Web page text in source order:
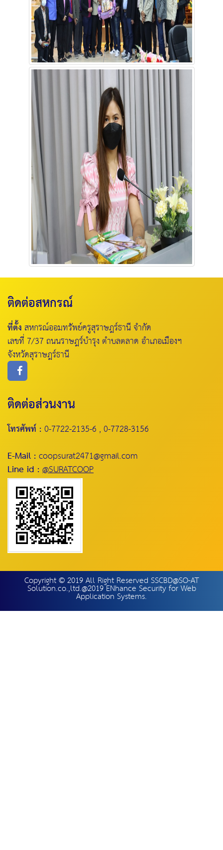
ติดต่อสหกรณ์
ที่ตั้งสหกรณ์ออมทรัพย์ครูสุราษฎร์ธานี จำกัด
เลขที่ 7/37 ถนนราษฎร์บำรุง ตำบลตลาด อำเภอเมืองฯ
จังหวัดสุราษฎร์ธานี
ติดต่อส่วนงาน
โทรศัพท์ :0-7722-2135-6 , 0-7728-3156
E-Mail :coopsurat2471@gmail.com
Line id :@SURATCOOP
Copyright © 2019 All Right Reserved SSCBD@SO-AT
Solution.co.,ltd.@2019 ENhance Security for Web
Application Systems.